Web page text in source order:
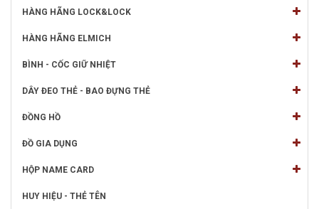
HÀNG HÃNG LOCK&LOCK
HÀNG HÃNG ELMICH
BÌNH - CỐC GIỮ NHIỆT
DÂY ĐEO THẺ - BAO ĐỰNG THẺ
ĐỒNG HỒ
ĐỒ GIA DỤNG
HỘP NAME CARD
HUY HIỆU - THẺ TÊN